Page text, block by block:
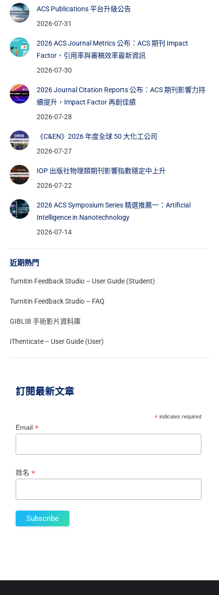
ACS Publications 平台升級公告
2026-07-31
2026 ACS Journal Metrics 公布：ACS 期刊 Impact
Factor、引用率與審稿效率最新資訊
2026-07-30
2026 Journal Citation Reports 公布：ACS 期刊影響力持
續提升，Impact Factor 再創佳績
2026-07-28
《C&EN》2026 年度全球 50 大化工公司
2026-07-27
IOP 出版社物理類期刊影響指數穩定中上升
2026-07-22
2026 ACS Symposium Series 精選推薦一：Artificial
Intelligence in Nanotechnology
2026-07-14
近期熱門
Turnitin Feedback Studio – User Guide (Student)
Turnitin Feedback Studio – FAQ
GIBLIB 手術影片資料庫
iThenticate – User Guide (User)
訂閱最新文章
* indicates required
Email*
姓名*